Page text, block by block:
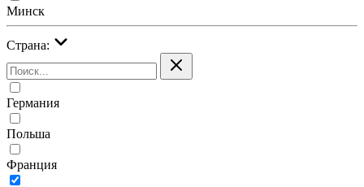
Минск
Страна:
Германия
Польша
Франция